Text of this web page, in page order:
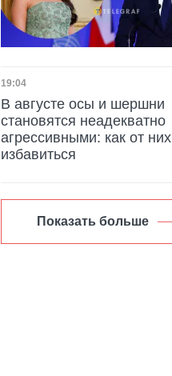
Дата публикации
19:04
В августе осы и шершни
становятся неадекватно
агрессивными: как от них
избавиться
Показать больше